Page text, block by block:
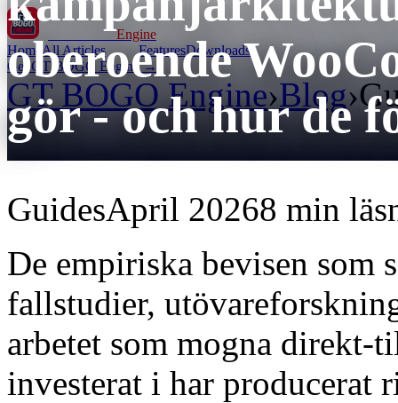
GT BOGOEngine
Home All Articles FeaturesDownloads
Get GT BOGO Engine →
GT BOGO Engine›Blog›
oberoende
gör - och hur de
GuidesApril 20268 min
De empiriska bevisen som
fallstudier,
arbetet som mogna direkt-
investerat i har